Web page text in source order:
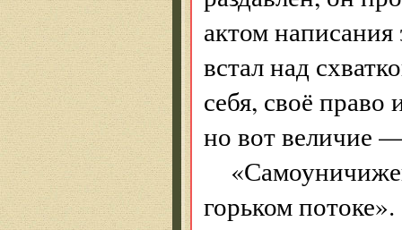
актом
встал над
себя, своё
но вот величие
горьком